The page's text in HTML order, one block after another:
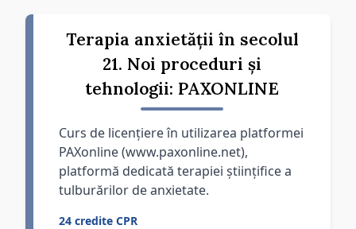
Terapia anxietății în secolul
21. Noi proceduri și
tehnologii: PAXONLINE
Curs de licențiere în utilizarea platformei
PAXonline (www.paxonline.net),
platformă dedicată terapiei științifice a
tulburărilor de anxietate.
24 credite CPR